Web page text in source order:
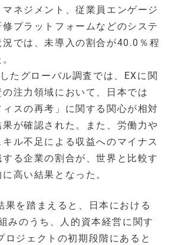
マネジメント、従業員エンゲージ
修プラットフォームなどのシステ
況では、未導入の割合が40.0％程
したグローバル調査では、EXに関
注力領域において、日本では
ィスの再考」に関する関心が相対
果が確認された。また、労働力や
ル不足による収益へのマイナス
る企業の割合が、世界と比較す
高い結果となった。
果を踏まえると、日本における
みのうち、人的資本経営に関す
ロジェクトの初期段階にあると